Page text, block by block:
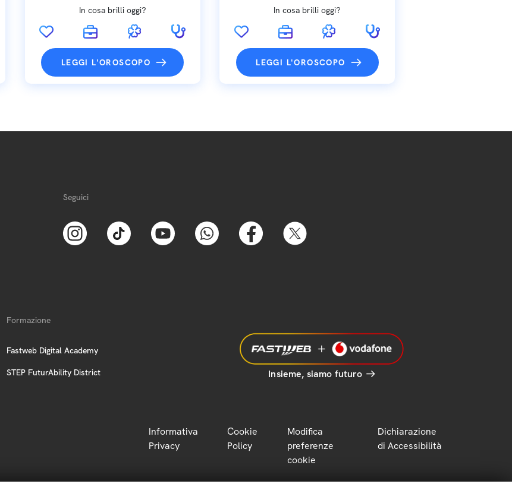
In cosa brilli oggi?
LEGGI L'OROSCOPO
In cosa brilli oggi?
LEGGI L'OROSCOPO
Seguici
Formazione
Fastweb Digital Academy
STEP FuturAbility District Insieme, siamo futuro
Informativa
Privacy
Cookie
Policy
Modifica
preferenze
cookie
Dichiarazione
di Accessibilità